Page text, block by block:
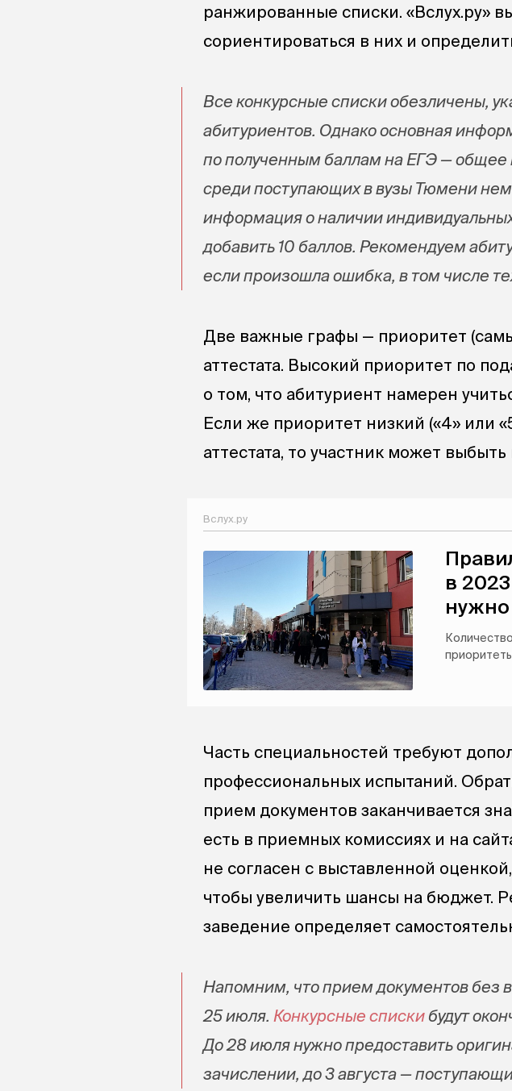
ранжированные списки. «Вслух.ру»
сориентироваться в них и
Все конкурсные списки обезличены,
абитуриентов. Однако основная
по полученным баллам на ЕГЭ — общее
среди поступающих в вузы Тюмени
информация о наличии
добавить 10 баллов. Рекомендуем
если произошла ошибка, в том числе
Две важные графы — приоритет
аттестата. Высокий приоритет по
о том, что абитуриент намерен
Если же приоритет низкий («4» или
аттестата, то участник может
Вслух.ру
в
нужно
Часть специальностей требуют
профессиональных испытаний.
прием документов заканчивается
есть в приемных комиссиях и на
не согласен с выставленной
чтобы увеличить шансы на бюджет.
заведение определяет
Напомним, что прием документов без
25 июля. Конкурсные списки будут
До 28 июля нужно предоставить
зачислении, до 3 августа —